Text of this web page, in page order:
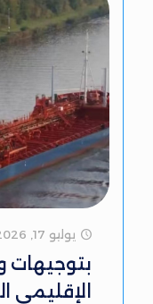
يوليو 17, 2026
بتوجيهات
الإقليمي